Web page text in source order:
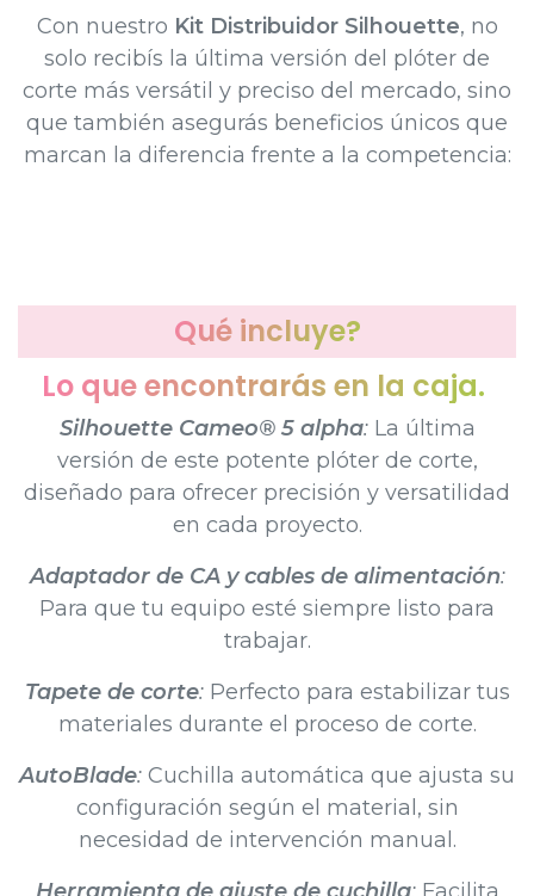
Con nuestro Kit Distribuidor Silhouette, no
solo recibís la última versión del plóter de
corte más versátil y preciso del mercado, sino
que también asegurás beneficios únicos que
marcan la diferencia frente a la competencia:​
Qué incluye?
Lo que encontrarás en la caja.
Silhouette Cameo® 5 alpha: La última
versión de este potente plóter de corte,
diseñado para ofrecer precisión y versatilidad
en cada proyecto.
Adaptador de CA y cables de alimentación:
Para que tu equipo esté siempre listo para
trabajar.
Tapete de corte:Perfecto para estabilizar tus
materiales durante el proceso de corte.
AutoBlade: Cuchilla automática que ajusta su
configuración según el material, sin
necesidad de intervención manual.